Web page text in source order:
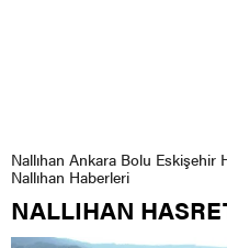
Nallıhan Ankara Bolu
Nallıhan Haberleri
NALLIHAN